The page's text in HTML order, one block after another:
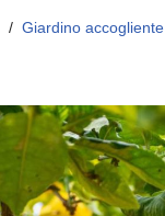
Giardino accogliente